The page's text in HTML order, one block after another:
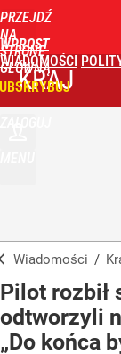
PRZEJDŹ
NA
STRONĘ
GŁÓWNĄ
WPROST
WIADOMOŚCI
KRAJ
Wiadomości /
Pilot rozbił
odtworzyli
„Do końca